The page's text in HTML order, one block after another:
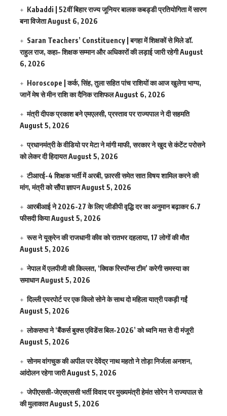
Kabaddi | 52वीं बिहार राज्य जूनियर बालक कबड्डी प्रतियोगिता में सारण
बना विजेताAugust 6, 2026
Saran Teachers’ Constituency | बगहा में शिक्षकों से मिले डॉ.
राहुल राज, कहा– शिक्षक सम्मान और अधिकारों की लड़ाई जारी रहेगीAugust
6, 2026
Horoscope | कर्क, सिंह, तुला सहित पांच राशियों का आज खुलेगा भाग्य,
जानें मेष से मीन राशि का दैनिक राशिफलAugust 6, 2026
मंत्री दीपक प्रकाश बने एमएलसी, प्रस्ताव पर राज्यपाल ने दी सहमति
August 5, 2026
प्रधानमंत्री के वीडियो पर मेटा ने मांगी माफी, सरकार ने खुद से कंटेंट परोसने
को लेकर दी हिदायतAugust 5, 2026
टीआरई-4 शिक्षक भर्ती में अरबी, फ़ारसी समेत सात विषय शामिल करने की
मांग, मंत्री को सौंपा ज्ञापनAugust 5, 2026
आरबीआई ने 2026-27 के लिए जीडीपी वृद्धि दर का अनुमान बढ़ाकर 6.7
फीसदी कियाAugust 5, 2026
रूस ने यूक्रेन की राजधानी कीव को रातभर दहलाया, 17 लोगों की मौत
August 5, 2026
नेपाल में एलपीजी की किल्लत, ‘क्विक रिस्पॉन्स टीम’ करेगी समस्या का
समाधानAugust 5, 2026
दिल्ली एयरपोर्ट पर एक किलो सोने के साथ दो महिला यात्री पकड़ी गईं
August 5, 2026
लोकसभा ने ‘बैंकर्स बुक्स एविडेंस बिल-2026’ को ध्वनि मत से दी मंजूरी
August 5, 2026
सोनम वांगचुक की अपील पर देवेंद्र नाथ महतो ने तोड़ा निर्जला अनशन,
आंदोलन रहेगा जारीAugust 5, 2026
जेपीएससी-जेएसएससी भर्ती विवाद पर मुख्यमंत्री हेमंत सोरेन ने राज्यपाल से
की मुलाकातAugust 5, 2026